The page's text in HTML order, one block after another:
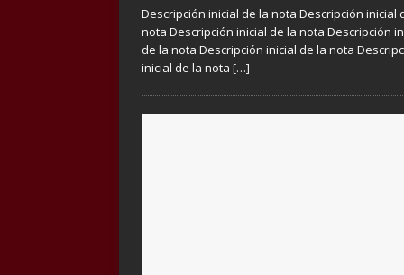
Descripción inicial de la nota Descripción inicial
nota Descripción inicial de la nota Descripción
de la nota Descripción inicial de la nota
inicial de la nota […]